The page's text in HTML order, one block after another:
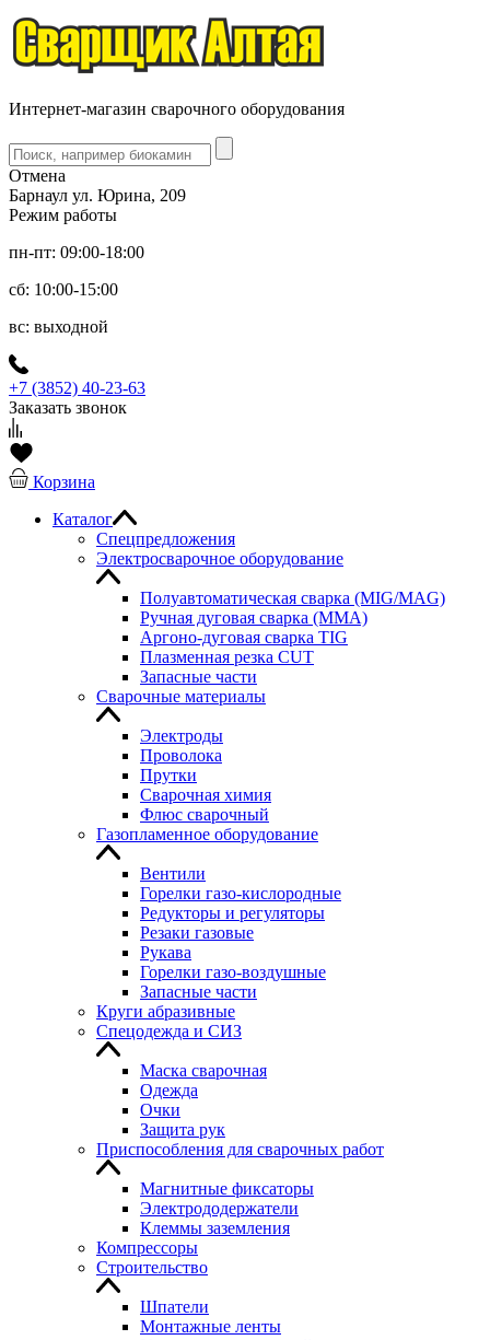
Интернет-магазин сварочного оборудования
Отмена
Барнаул ул. Юрина, 209
Режим работы
пн-пт: 09:00-18:00
сб: 10:00-15:00
вс: выходной
+7 (3852) 40-23-63
Заказать звонок
Корзина
Каталог
Спецпредложения
Электросварочное оборудование
Полуавтоматическая сварка (MIG/MAG)
Ручная дуговая сварка (MMA)
Аргоно-дуговая сварка TIG
Плазменная резка CUT
Запасные части
Сварочные материалы
Электроды
Проволока
Прутки
Сварочная химия
Флюс сварочный
Газопламенное оборудование
Вентили
Горелки газо-кислородные
Редукторы и регуляторы
Резаки газовые
Рукава
Горелки газо-воздушные
Запасные части
Круги абразивные
Спецодежда и СИЗ
Маска сварочная
Одежда
Очки
Защита рук
Приспособления для сварочных работ
Магнитные фиксаторы
Электрододержатели
Клеммы заземления
Компрессоры
Строительство
Шпатели
Монтажные ленты